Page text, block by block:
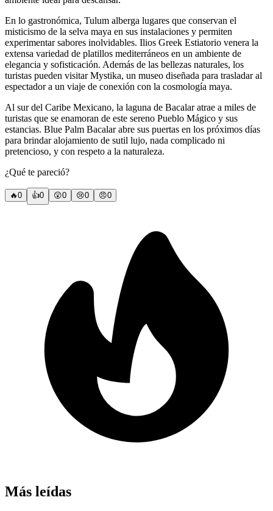
En lo gastronómica, Tulum alberga lugares que conservan el
misticismo de la selva maya en sus instalaciones y permiten
experimentar sabores inolvidables. Ilios Greek Estiatorio venera la
extensa variedad de platillos mediterráneos en un ambiente de
elegancia y sofisticación. Además de las bellezas naturales, los
turistas pueden visitar Mystika, un museo diseñada para trasladar al
espectador a un viaje de conexión con la cosmología maya.
Al sur del Caribe Mexicano, la laguna de Bacalar atrae a miles de
turistas que se enamoran de este sereno Pueblo Mágico y sus
estancias. Blue Palm Bacalar abre sus puertas en los próximos días
para brindar alojamiento de sutil lujo, nada complicado ni
pretencioso, y con respeto a la naturaleza.
¿Qué te pareció?
🔥0 👍0 😲0 😢0 😠0
Más leídas